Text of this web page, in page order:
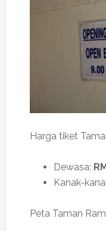
Harga tiket
Dewasa:
Kanak-
Peta Taman